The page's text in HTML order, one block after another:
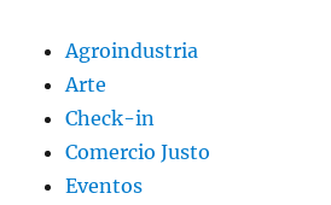
Agroindustria
Arte
Check-in
Comercio Justo
Eventos